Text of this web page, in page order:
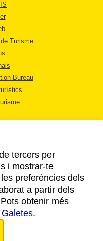
Turisme
Bureau
tercers per
i mostrar-te
preferències dels
a partir dels
obtenir més
.